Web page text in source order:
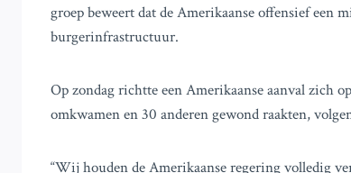
groep beweert dat de Amerikaanse offensief een
burgerinfrastructuur.
Op zondag richtte een Amerikaanse aanval zich
omkwamen en 30 anderen gewond raakten,
“Wij houden de Amerikaanse regering volledig